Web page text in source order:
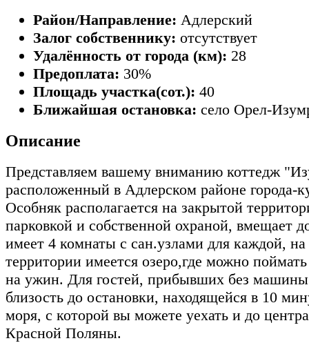
Район/Направление: Адлерский
Залог собственнику: отсутствует
Удалённость от города (км): 28
Предоплата: 30%
Площадь участка(сот.): 40
Ближайшая остановка: село Орел-
Описание
Представляем вашему вниманию коттедж
расположенный в Адлерском районе города-
Особняк располагается на закрытой
парковкой и собственной охраной, вмещает
имеет 4 комнаты с сан.узлами для каждой,
территории имеется озеро,где можно
на ужин. Для гостей, прибывших без машины
близость до остановки, находящейся в 10
моря, с которой вы можете уехать и до
Красной Поляны.